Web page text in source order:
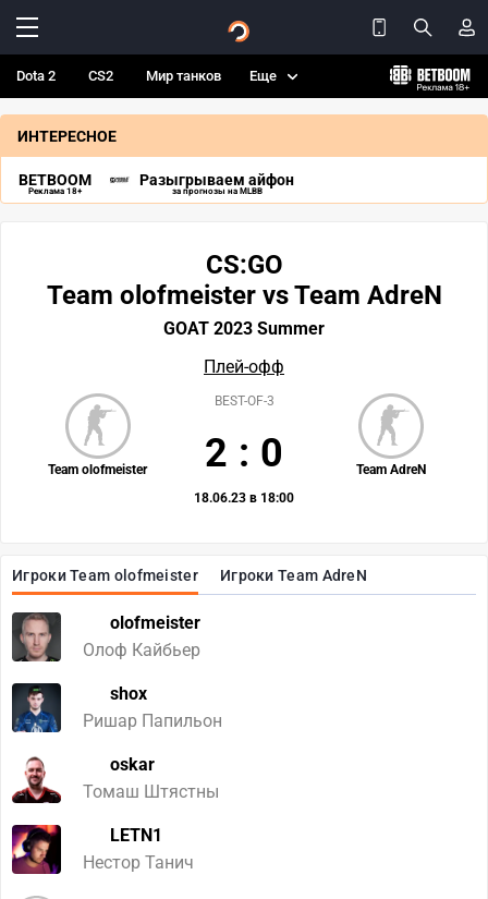
Dota 2 CS2 Мир танков Еще
ИНТЕРЕСНОЕ
BETBOOM
Реклама 18+
Разыгрываем айфон
за прогнозы на MLBB
Игроки Team olofmeister Игроки Team AdreN
olofmeister
Олоф Кайбьер
shox
Ришар Папильон
oskar
Томаш Штястны
LETN1
Нестор Танич
CS:GO
Team olofmeister vs Team AdreN
GOAT 2023 Summer
Плей-офф
Team olofmeister Team AdreN
BEST-OF-3
2 : 0
18.06.23 в 18:00